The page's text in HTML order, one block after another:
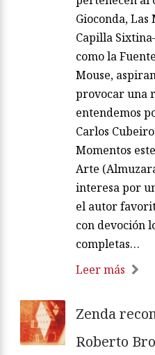
Gioconda, Las
Capilla
como la
Mouse,
provocar una
entendemos
Carlos
Momentos
Arte
interesa por
el autor
con devoción
completas…
Leer más
Zenda
Roberto